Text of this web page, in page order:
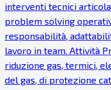
interventi tecnici
problem solving
responsabilità,
lavoro in team. Attività
riduzione gas, termici,
del gas, di protezione